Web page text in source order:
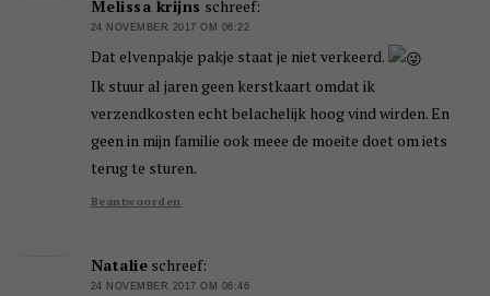
Melissa krijns schreef:
24 NOVEMBER 2017 OM 06:22
Dat elvenpakje pakje staat je niet verkeerd.
Ik stuur al jaren geen kerstkaart omdat ik
verzendkosten echt belachelijk hoog vind wirden. En
geen in mijn familie ook meee de moeite doet om iets
terug te sturen.
Beantwoorden
Natalie schreef:
24 NOVEMBER 2017 OM 06:46